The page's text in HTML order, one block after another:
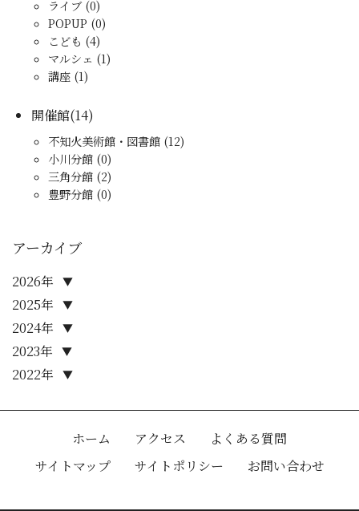
ライブ (0)
POPUP (0)
こども (4)
マルシェ (1)
講座 (1)
開催館(14)
不知火美術館・図書館 (12)
小川分館 (0)
三角分館 (2)
豊野分館 (0)
アーカイブ
2022年 ▼
2023年 ▼
2024年 ▼
2025年 ▼
2026年 ▼
ホーム アクセス
よくある質問
サイトマップ
サイトポリシー お問い合わせ